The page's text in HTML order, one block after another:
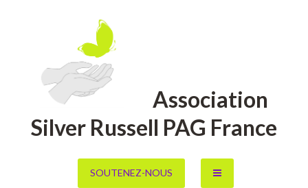
Association
Silver Russell PAG France
SOUTENEZ-NOUS